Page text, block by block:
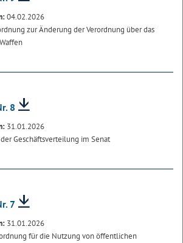
04.02.2026
zur Änderung der Verordnung über das
8
31.01.2026
Geschäftsverteilung im Senat
7
31.01.2026
für die Nutzung von öffentlichen